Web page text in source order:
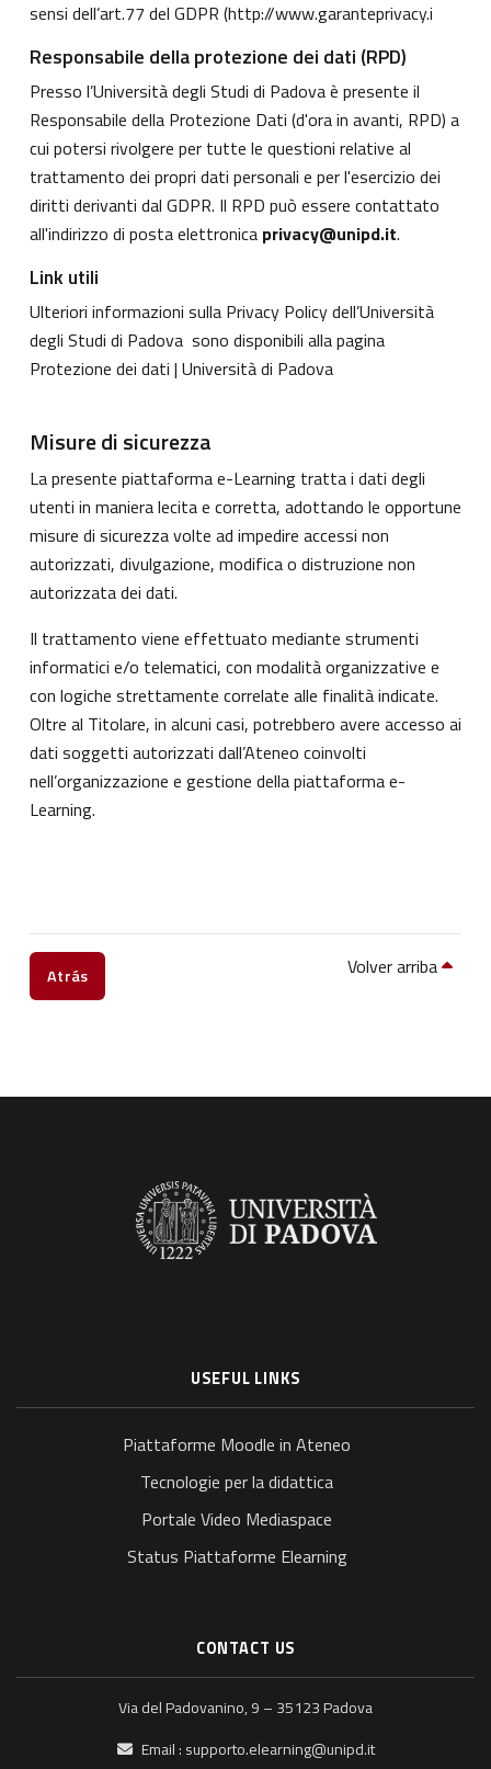
sensi dell’art.77 del GDPR (http://www.garanteprivacy.i
Responsabile della protezione dei dati (RPD)
Presso l’Università degli Studi di Padova è presente il
Responsabile della Protezione Dati (d'ora in avanti, RPD) a
cui potersi rivolgere per tutte le questioni relative al
trattamento dei propri dati personali e per l'esercizio dei
diritti derivanti dal GDPR. Il RPD può essere contattato
all'indirizzo di posta elettronica privacy@unipd.it.
Link utili
Ulteriori informazioni sulla Privacy Policy dell’Università
degli Studi di Padova sono disponibili alla pagina
Protezione dei dati | Università di Padova
Misure di sicurezza
La presente piattaforma e-Learning tratta i dati degli
utenti in maniera lecita e corretta, adottando le opportune
misure di sicurezza volte ad impedire accessi non
autorizzati, divulgazione, modifica o distruzione non
autorizzata dei dati.
Il trattamento viene effettuato mediante strumenti
informatici e/o telematici, con modalità organizzative e
con logiche strettamente correlate alle finalità indicate.
Oltre al Titolare, in alcuni casi, potrebbero avere accesso ai
dati soggetti autorizzati dall’Ateneo coinvolti
nell’organizzazione e gestione della piattaforma e-
Learning.
Atrás Volver arriba
USEFUL LINKS
Piattaforme Moodle in Ateneo
Tecnologie per la didattica
Portale Video Mediaspace
Status Piattaforme Elearning
CONTACT US
Via del Padovanino, 9 – 35123 Padova
Email : supporto.elearning@unipd.it